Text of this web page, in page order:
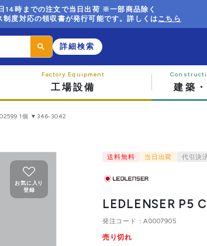
14時までの注文で当日出荷 ※一部商品除く
制度対応の領収書が発行可能です。詳しくはこちら
詳細検索
工場設備 建築
1個 ▼346-3042
お気に入り
登録
送料無料 当日出荷 代引決
LEDLENSER P5
発注コード
A0007905
売り切れ